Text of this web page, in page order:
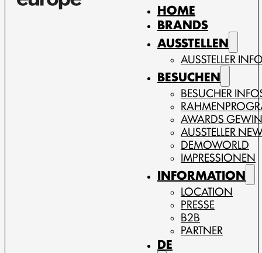
HOME
BRANDS
AUSSTELLEN
AUSSTELLER
BESUCHEN
BESUCHER
AWARDS
AUSSTELLER
DEMOWORLD
IMPRESSIONEN
INFORMATION
LOCATION
PRESSE
B2B
PARTNER
DE